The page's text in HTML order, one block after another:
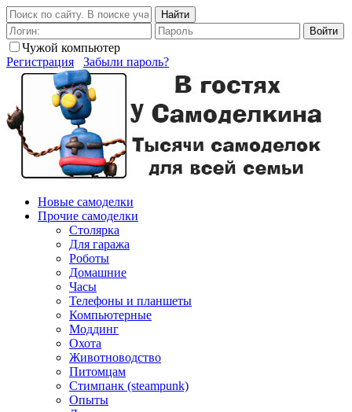
Найти
Войти
Чужой компьютер
Регистрация
Забыли пароль?
Новые самоделки
Прочие самоделки
Столярка
Для гаража
Роботы
Домашние
Часы
Телефоны и планшеты
Компьютерные
Моддинг
Охота
Животноводство
Питомцам
Стимпанк (steampunk)
Опыты